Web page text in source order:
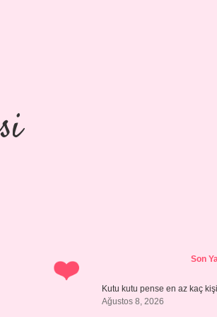
SidebarSon
Kutu kutu pense en az kaç
Ağustos 8, 2026